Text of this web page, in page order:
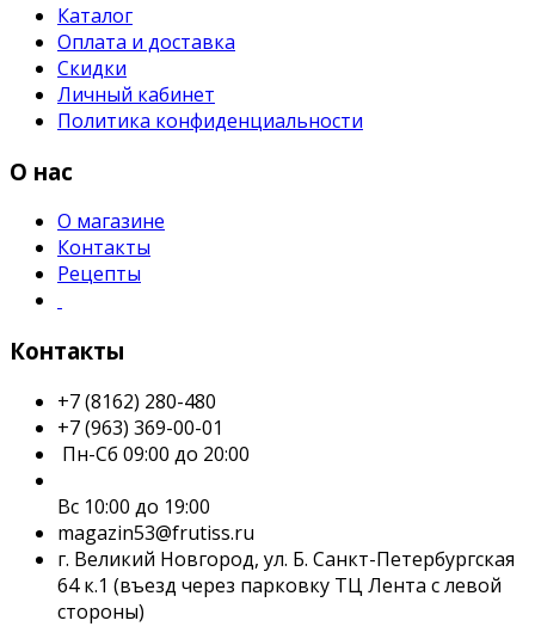
Каталог
Оплата и доставка
Скидки
Личный кабинет
Политика конфиденциальности
О нас
О магазине
Контакты
Рецепты
Контакты
+7 (8162) 280-480
+7 (963) 369-00-01
Пн-Сб 09:00 до 20:00
Вс 10:00 до 19:00
magazin53@frutiss.ru
г. Великий Новгород, ул. Б. Санкт-Петербургская
64 к.1 (въезд через парковку ТЦ Лента с левой
стороны)